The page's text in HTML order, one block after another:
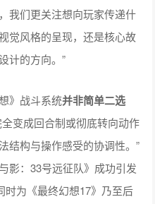
我们更关注想向玩家传递什
风格的呈现，还是核心故
计的方向。”
》战斗系统并非简单二选
变成回合制或彻底转向动作
结构与操作感受的协调性。”
影：33号远征队》成功引发
时为《最终幻想17》乃至后